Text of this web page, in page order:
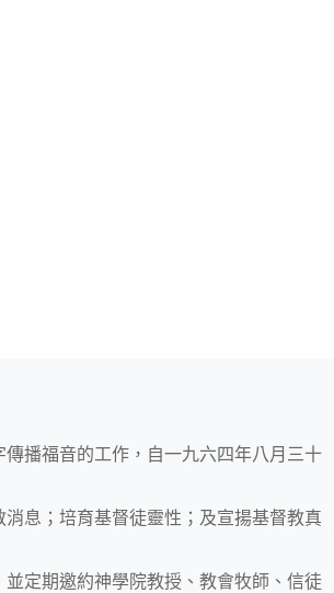
播福音的工作，自一九六四年八月三十
消息；培育基督徒靈性；及宣揚基督教真
定期邀約神學院教授、教會牧師、信徒